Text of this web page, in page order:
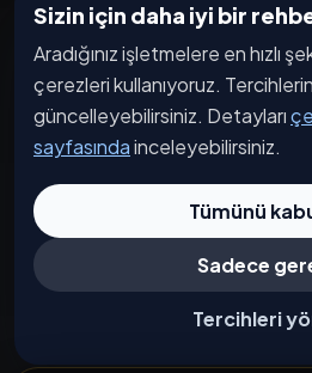
Sizin için daha iyi bir
Aradığınız işletmelere en hızlı
çerezleri kullanıyoruz.
güncelleyebilirsiniz. Detayları
sayfasındainceleyebilirsiniz.
Tümünü
Sadece
Tercihleri
İptal / İade Koşulları
Hizmet Şartları
Gizlilik Politikası
Üyelik Sözleşmesi
Kişisel Veri Koruma
© 2026 Caddesi.com. Tüm hakları